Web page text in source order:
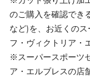
のご購入を確認でき
など)を、お近くの
フ・ヴィクトリア・
※スーパースポーツ
ア・エルブレスの店